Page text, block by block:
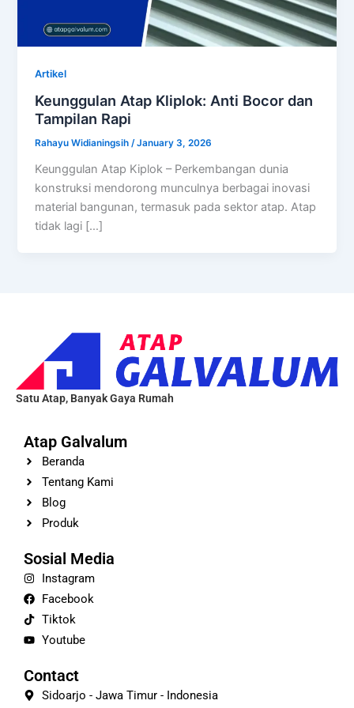
Artikel
Keunggulan Atap Kliplok: Anti Bocor dan
Tampilan Rapi
Rahayu Widianingsih/January 3, 2026
Keunggulan Atap Kiplok – Perkembangan dunia
konstruksi mendorong munculnya berbagai inovasi
material bangunan, termasuk pada sektor atap. Atap
tidak lagi […]
Satu Atap, Banyak Gaya Rumah
Atap Galvalum
Beranda
Tentang Kami
Blog
Produk
Sosial Media
Instagram
Facebook
Tiktok
Youtube
Contact
Sidoarjo - Jawa Timur - Indonesia